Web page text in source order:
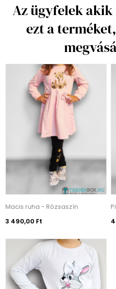
Az ügyfelek
ezt a
Macis ruha - Rózsaszín
3 490,00 Ft